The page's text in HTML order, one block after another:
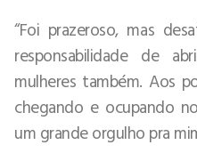
“Foi prazeroso, mas
responsabilidade de
mulheres também. Aos
chegando e ocupando
um grande orgulho pra